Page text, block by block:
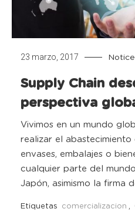
23 marzo, 2017
Supply Chain
perspectiva
Vivimos en un mundo
realizar el abastecimiento
envases, embalajes o
cualquier parte del
Japón, asimismo la firma
Etiquetas comercializacion ,